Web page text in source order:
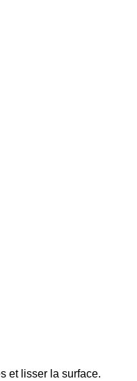
et lisser la surface.